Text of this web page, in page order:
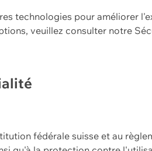
technologies pour améliorer
veuillez consulter notre
fédérale suisse et au